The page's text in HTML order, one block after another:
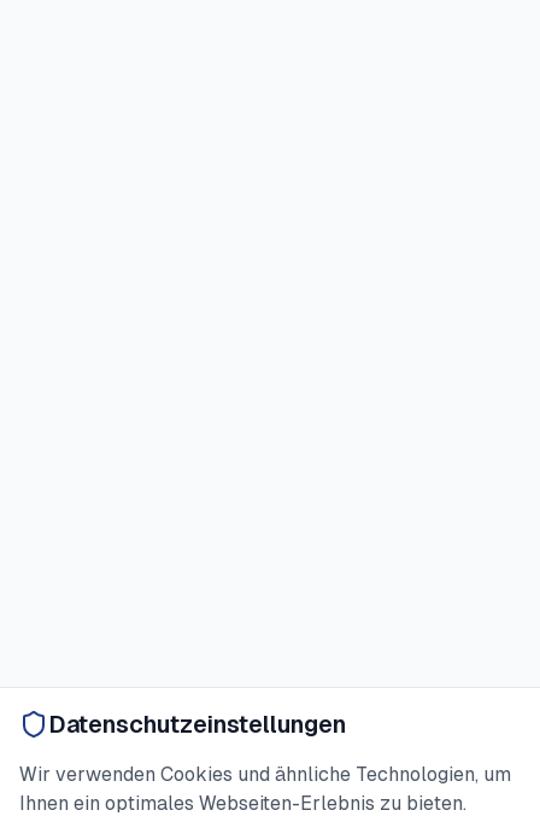
Datenschutzeinstellungen
Wir verwenden Cookies und ähnliche Technologien, um
Ihnen ein optimales Webseiten-Erlebnis zu bieten.